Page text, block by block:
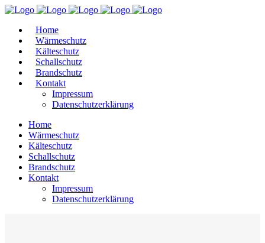
Home
Wärmeschutz
Kälteschutz
Schallschutz
Brandschutz
Kontakt
Impressum
Datenschutzerklärung
Home
Wärmeschutz
Kälteschutz
Schallschutz
Brandschutz
Kontakt
Impressum
Datenschutzerklärung